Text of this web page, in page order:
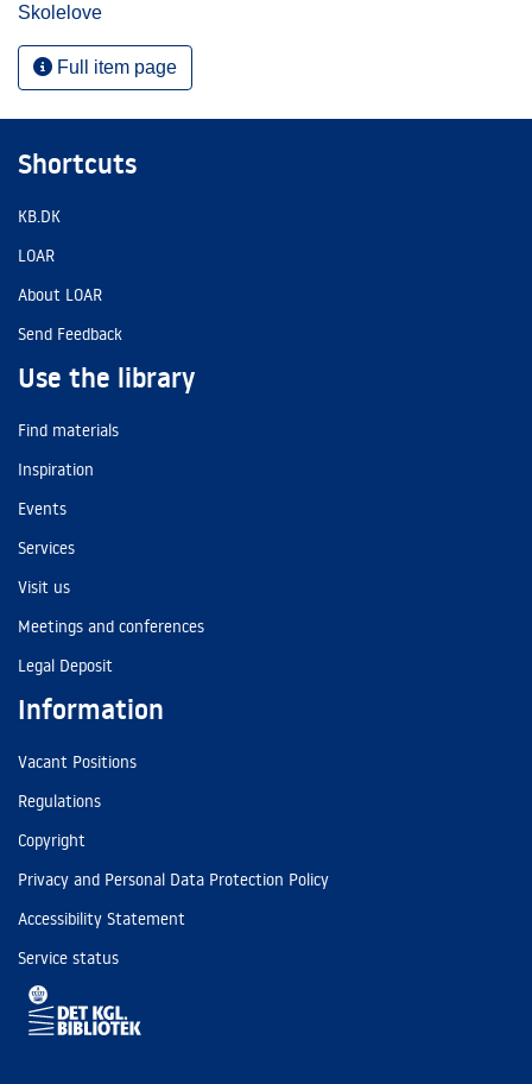
Skolelove
Full item page
Shortcuts
KB.DK
LOAR
About LOAR
Send Feedback
Use the library
Find materials
Inspiration
Events
Services
Visit us
Meetings and conferences
Legal Deposit
Information
Vacant Positions
Regulations
Copyright
Privacy and Personal Data Protection Policy
Accessibility Statement
Service status